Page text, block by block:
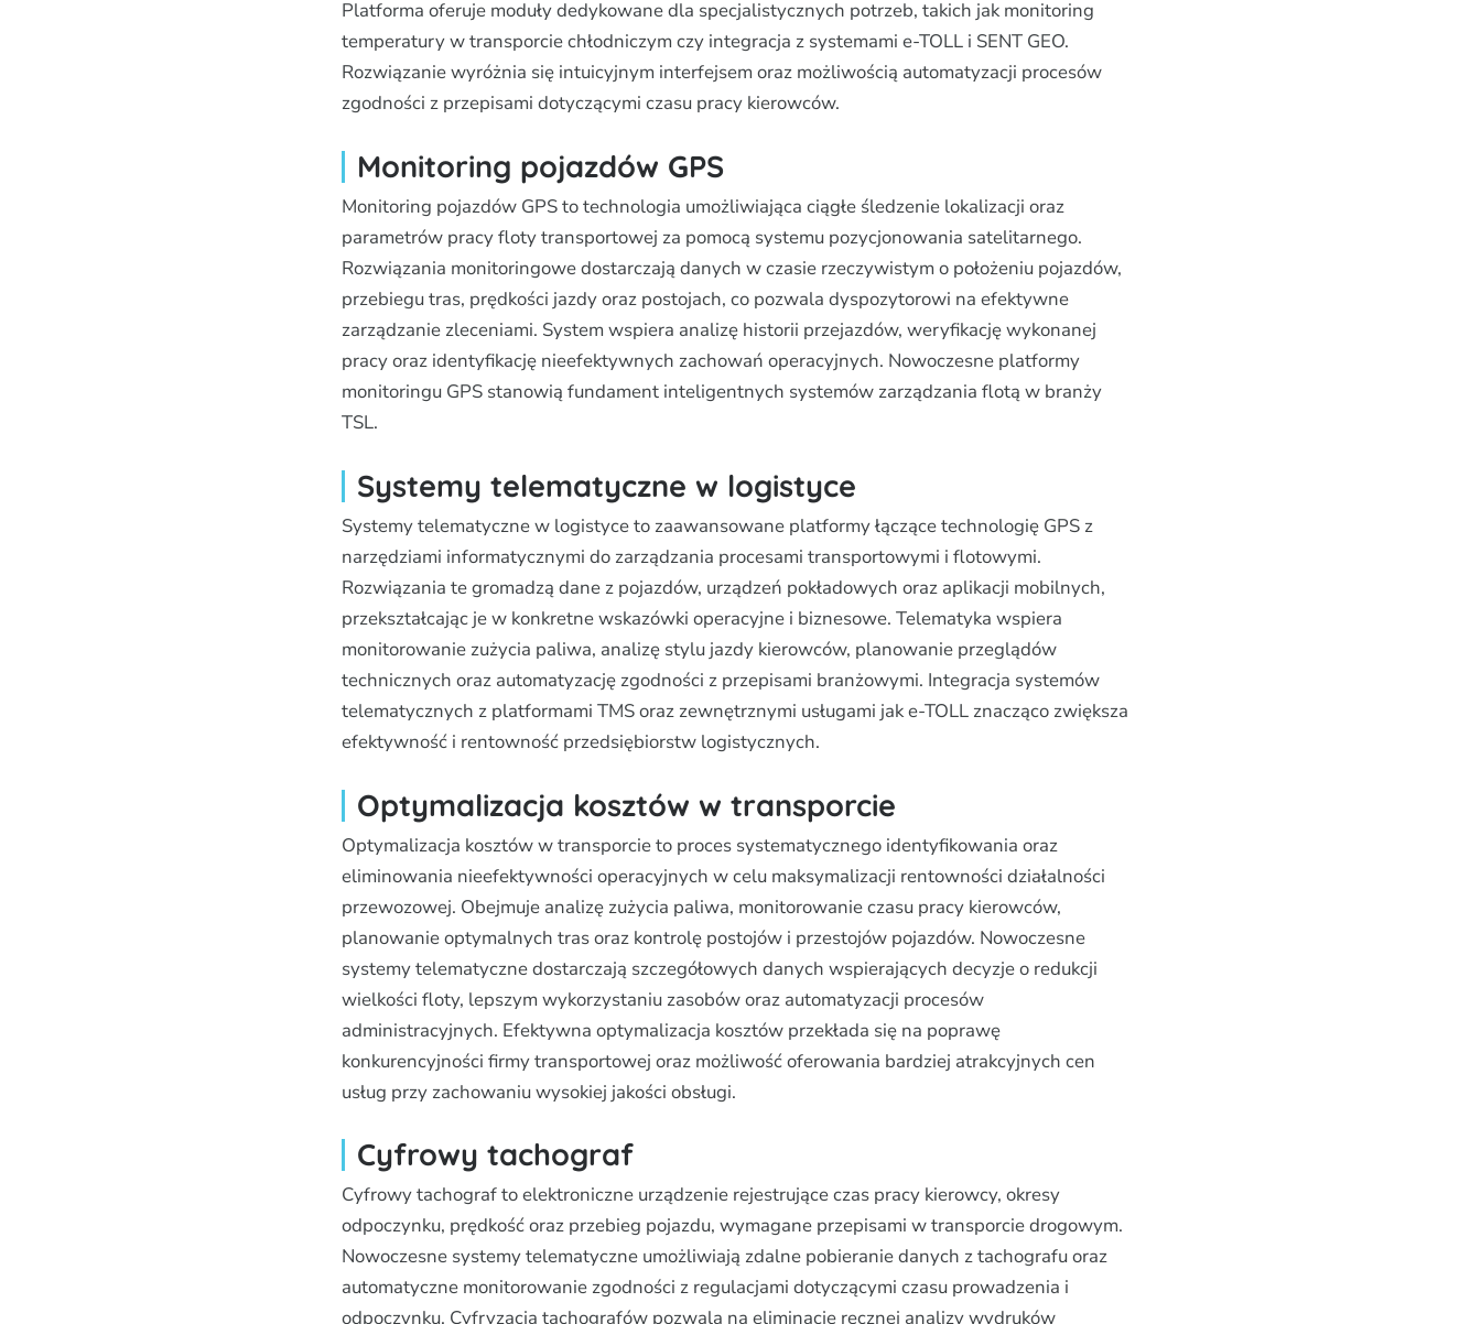
Platforma oferuje moduły dedykowane dla specjalistycznych potrzeb, takich jak monitoring
temperatury w transporcie chłodniczym czy integracja z systemami e-TOLL i SENT GEO.
Rozwiązanie wyróżnia się intuicyjnym interfejsem oraz możliwością automatyzacji procesów
zgodności z przepisami dotyczącymi czasu pracy kierowców.
Monitoring pojazdów GPS
Monitoring pojazdów GPS to technologia umożliwiająca ciągłe śledzenie lokalizacji oraz
parametrów pracy floty transportowej za pomocą systemu pozycjonowania satelitarnego.
Rozwiązania monitoringowe dostarczają danych w czasie rzeczywistym o położeniu pojazdów,
przebiegu tras, prędkości jazdy oraz postojach, co pozwala dyspozytorowi na efektywne
zarządzanie zleceniami. System wspiera analizę historii przejazdów, weryfikację wykonanej
pracy oraz identyfikację nieefektywnych zachowań operacyjnych. Nowoczesne platformy
monitoringu GPS stanowią fundament inteligentnych systemów zarządzania flotą w branży
TSL.
Systemy telematyczne w logistyce
Systemy telematyczne w logistyce to zaawansowane platformy łączące technologię GPS z
narzędziami informatycznymi do zarządzania procesami transportowymi i flotowymi.
Rozwiązania te gromadzą dane z pojazdów, urządzeń pokładowych oraz aplikacji mobilnych,
przekształcając je w konkretne wskazówki operacyjne i biznesowe. Telematyka wspiera
monitorowanie zużycia paliwa, analizę stylu jazdy kierowców, planowanie przeglądów
technicznych oraz automatyzację zgodności z przepisami branżowymi. Integracja systemów
telematycznych z platformami TMS oraz zewnętrznymi usługami jak e-TOLL znacząco zwiększa
efektywność i rentowność przedsiębiorstw logistycznych.
Optymalizacja kosztów w transporcie
Optymalizacja kosztów w transporcie to proces systematycznego identyfikowania oraz
eliminowania nieefektywności operacyjnych w celu maksymalizacji rentowności działalności
przewozowej. Obejmuje analizę zużycia paliwa, monitorowanie czasu pracy kierowców,
planowanie optymalnych tras oraz kontrolę postojów i przestojów pojazdów. Nowoczesne
systemy telematyczne dostarczają szczegółowych danych wspierających decyzje o redukcji
wielkości floty, lepszym wykorzystaniu zasobów oraz automatyzacji procesów
administracyjnych. Efektywna optymalizacja kosztów przekłada się na poprawę
konkurencyjności firmy transportowej oraz możliwość oferowania bardziej atrakcyjnych cen
usług przy zachowaniu wysokiej jakości obsługi.
Cyfrowy tachograf
Cyfrowy tachograf to elektroniczne urządzenie rejestrujące czas pracy kierowcy, okresy
odpoczynku, prędkość oraz przebieg pojazdu, wymagane przepisami w transporcie drogowym.
Nowoczesne systemy telematyczne umożliwiają zdalne pobieranie danych z tachografu oraz
automatyczne monitorowanie zgodności z regulacjami dotyczącymi czasu prowadzenia i
odpoczynku. Cyfryzacja tachografów pozwala na eliminację ręcznej analizy wydruków